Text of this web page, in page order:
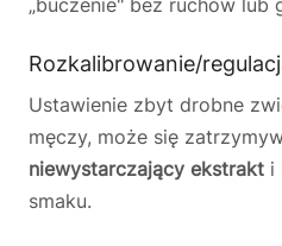
„buczenie" bez ruchów lub
Rozkalibrowanie/
Ustawienie zbyt drobne
męczy, może się
niewystarczający ekstrakt i
smaku.